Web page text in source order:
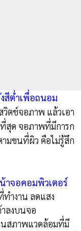
สีต่ำเพื่อถนอม
ตช์จอภาพ แล้วเอา
สุด จอภาพที่มีการก
มขนที่ผิว คือไม่รู้สึก
จอคอมพิวเตอร์
ทำงาน ลดแสง
ลงบนจอ
นสภาพแวดล้อมที่มี